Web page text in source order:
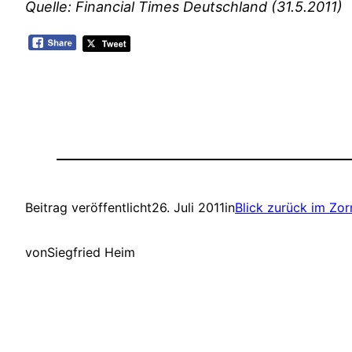
Quelle: Financial Times Deutschland (31.5.2011)
Beitrag veröffentlicht26. Juli 2011inBlick zurück im
vonSiegfried Heim